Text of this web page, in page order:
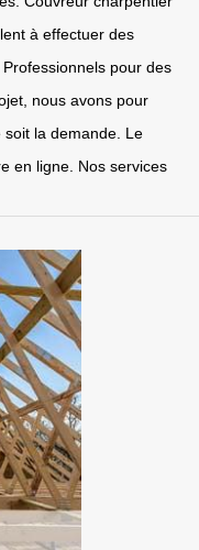
à effectuer des
pour des
nous avons pour
la demande. Le
en ligne. Nos services